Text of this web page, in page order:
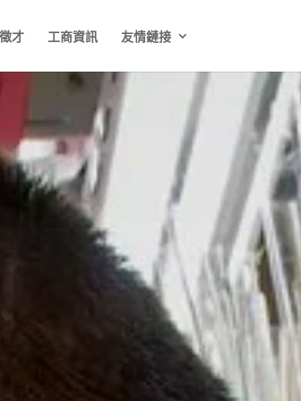
才 工商資訊 友情鏈接